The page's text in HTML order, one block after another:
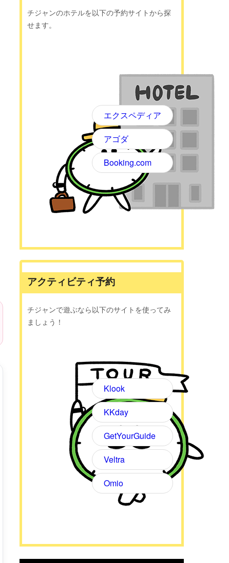
チジャンのホテルを以下の予約サイトから探
せます。
エクスペディア
アゴダ
Booking.com
アクティビティ予約
チジャンで遊ぶなら以下のサイトを使ってみ
ましょう！
Klook
KKday
GetYourGuide
Veltra
Omio